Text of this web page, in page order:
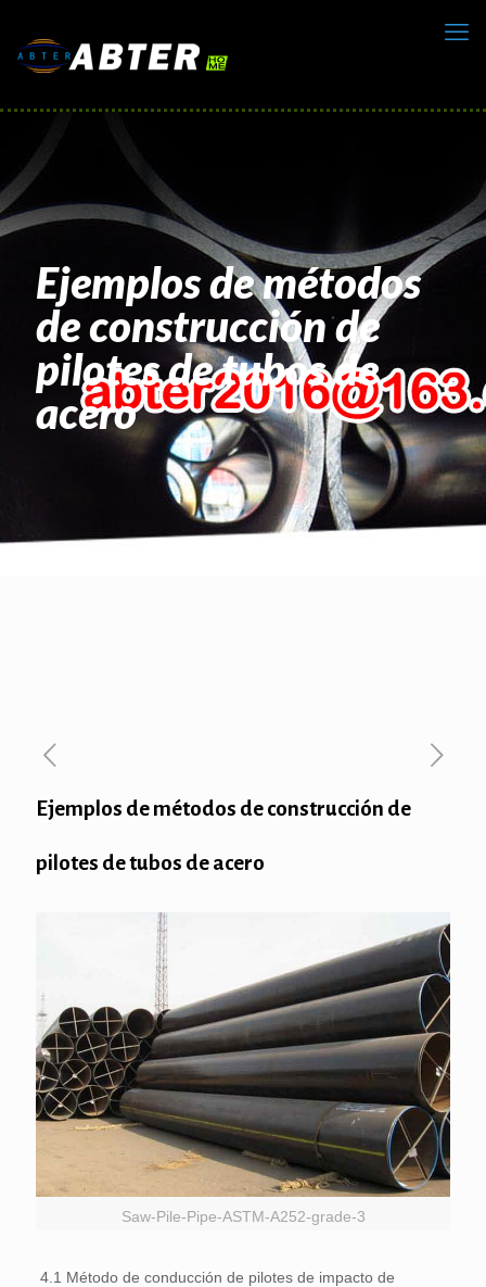
Ejemplos de métodos
de construcción de
pilotes de tubos de
acero
Ejemplos de métodos de construcción de
pilotes de tubos de acero
Saw-Pile-Pipe-ASTM-A252-grade-3
4.1 Método de conducción de pilotes de impacto de